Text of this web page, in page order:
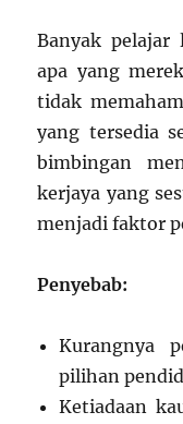
Banyak pelajar
apa yang
tidak
yang tersedia
bimbingan
kerjaya yang
menjadi faktor
Penyebab:
Kurangnya
pilihan
Ketiadaan